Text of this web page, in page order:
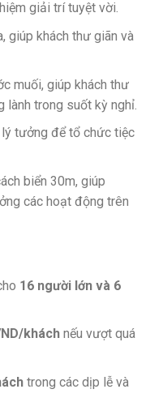
giải trí tuyệt vời.
giúp khách thư giãn và
muối, giúp khách thư
lành trong suốt kỳ nghỉ.
lý tưởng để tổ chức tiệc
biển 30m, giúp
các hoạt động trên
16 người lớn và 6
kháchnếu vượt quá
trong các dịp lễ và